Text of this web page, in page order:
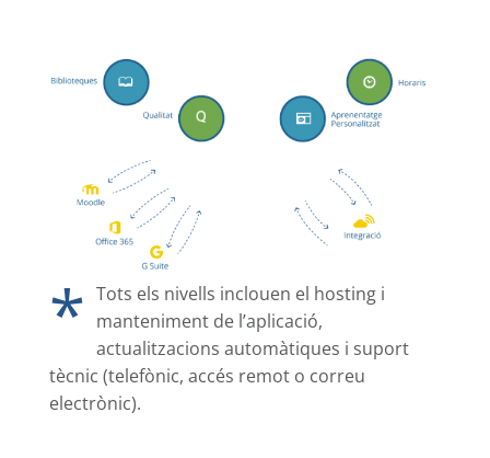
* Tots els nivells inclouen el hosting i
manteniment de l’aplicació,
actualitzacions automàtiques i suport
tècnic (telefònic, accés remot o correu
electrònic).